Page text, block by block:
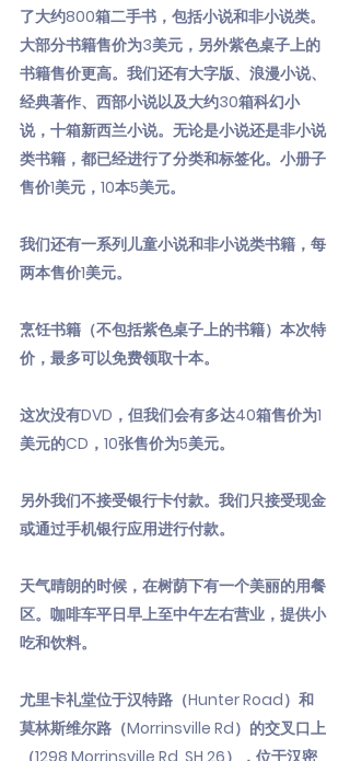
了大约800箱二手书，包括小说和非小说类。
大部分书籍售价为3美元，另外紫色桌子上的
书籍售价更高。我们还有大字版、浪漫小说、
经典著作、西部小说以及大约30箱科幻小
说，十箱新西兰小说。无论是小说还是非小说
类书籍，都已经进行了分类和标签化。小册子
售价1美元，10本5美元。
我们还有一系列儿童小说和非小说类书籍，每
两本售价1美元。
烹饪书籍（不包括紫色桌子上的书籍）本次特
价，最多可以免费领取十本。
这次没有DVD，但我们会有多达40箱售价为1
美元的CD，10张售价为5美元。
另外我们不接受银行卡付款。我们只接受现金
或通过手机银行应用进行付款。
天气晴朗的时候，在树荫下有一个美丽的用餐
区。咖啡车平日早上至中午左右营业，提供小
吃和饮料。
尤里卡礼堂位于汉特路（Hunter Road）和
莫林斯维尔路（Morrinsville Rd）的交叉口上
（1298 Morrinsville Rd, SH 26），位于汉密